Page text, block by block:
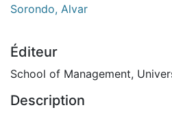
Sorondo, Alvar
Éditeur
School of Management,
Description